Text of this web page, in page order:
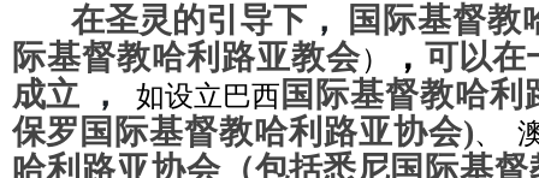
在圣灵的引导下 ，
国际基督教
际基督教哈利路亚教会） ， 可以在
成立
， 如设立巴西 国际基督教哈利
保罗 国际基督教哈利路亚协会)、
哈利路亚协会 （包括悉尼国际基